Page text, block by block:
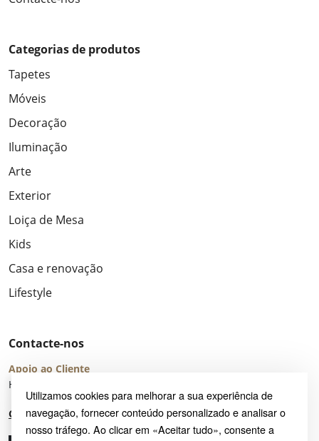
Utilizamos cookies para melhorar a sua experiência de
navegação, fornecer conteúdo personalizado e analisar o
nosso tráfego. Ao clicar em «Aceitar tudo», consente a
Categorias de produtos
Tapetes
Móveis
Decoração
Iluminação
Arte
Exterior
Loiça de Mesa
Kids
Casa e renovação
Lifestyle
Contacte-nos
Apoio ao Cliente
Horário de Atendimento: seg – sex 8:00 – 16:00 (UTC+2)
Centro de Ajuda